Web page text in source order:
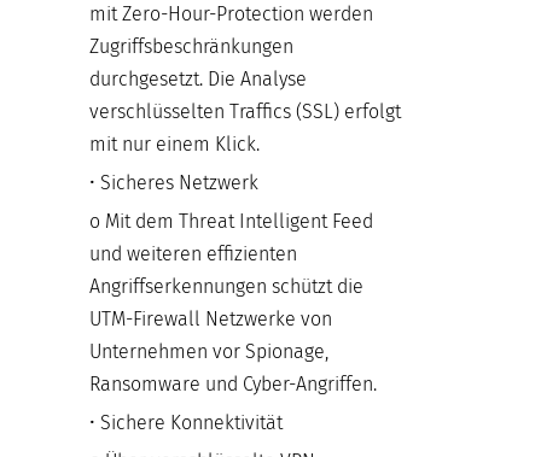
mit Zero-Hour-Protection werden
Zugriffsbeschränkungen
durchgesetzt. Die Analyse
verschlüsselten Traffics (SSL) erfolgt
mit nur einem Klick.
• Sicheres Netzwerk
o Mit dem Threat Intelligent Feed
und weiteren effizienten
Angriffserkennungen schützt die
UTM-Firewall Netzwerke von
Unternehmen vor Spionage,
Ransomware und Cyber-Angriffen.
• Sichere Konnektivität